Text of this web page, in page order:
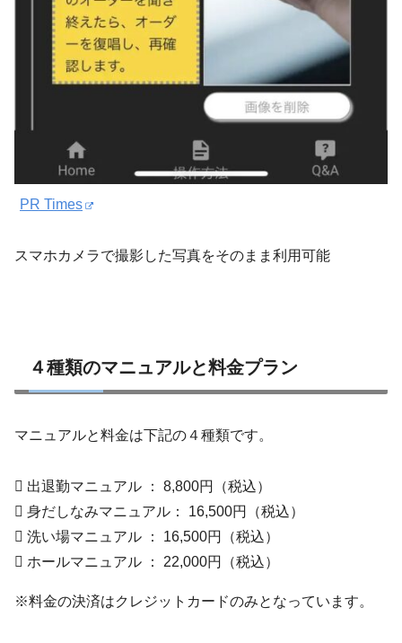
PR Times
スマホカメラで撮影した写真をそのまま利用可能
４種類のマニュアルと料金プラン
マニュアルと料金は下記の４種類です。
 出退勤マニュアル ： 8,800円（税込）
 身だしなみマニュアル： 16,500円（税込）
 洗い場マニュアル ： 16,500円（税込）
 ホールマニュアル ： 22,000円（税込）
※料金の決済はクレジットカードのみとなっています。